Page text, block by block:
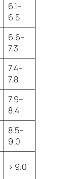
6.1–
6.5
6.6–
7.3
7.4–
7.8
7.9–
8.4
8.5–
9.0
> 9.0